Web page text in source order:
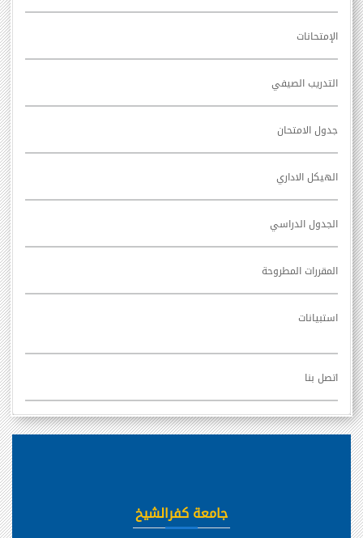
الإمتحانات
التدريب الصيفي
جدول الامتحان
الهيكل الاداري
الجدول الدراسي
المقررات المطروحة
استبيانات
اتصل بنا
جامعة كفرالشيخ